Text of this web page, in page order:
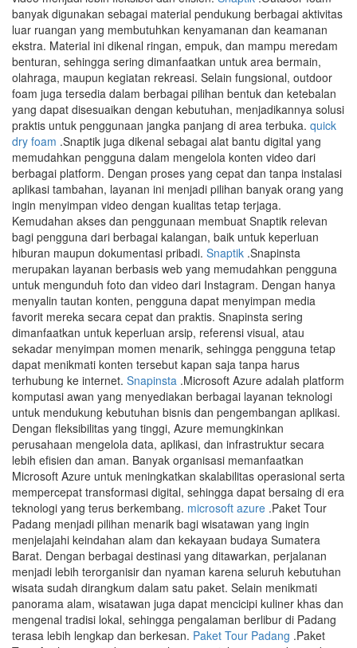
banyak digunakan sebagai material pendukung berbagai aktivitas
luar ruangan yang membutuhkan kenyamanan dan keamanan
ekstra. Material ini dikenal ringan, empuk, dan mampu meredam
benturan, sehingga sering dimanfaatkan untuk area bermain,
olahraga, maupun kegiatan rekreasi. Selain fungsional, outdoor
foam juga tersedia dalam berbagai pilihan bentuk dan ketebalan
yang dapat disesuaikan dengan kebutuhan, menjadikannya solusi
praktis untuk penggunaan jangka panjang di area terbuka. quick
dry foam .Snaptik juga dikenal sebagai alat bantu digital yang
memudahkan pengguna dalam mengelola konten video dari
berbagai platform. Dengan proses yang cepat dan tanpa instalasi
aplikasi tambahan, layanan ini menjadi pilihan banyak orang yang
ingin menyimpan video dengan kualitas tetap terjaga.
Kemudahan akses dan penggunaan membuat Snaptik relevan
bagi pengguna dari berbagai kalangan, baik untuk keperluan
hiburan maupun dokumentasi pribadi. Snaptik .Snapinsta
merupakan layanan berbasis web yang memudahkan pengguna
untuk mengunduh foto dan video dari Instagram. Dengan hanya
menyalin tautan konten, pengguna dapat menyimpan media
favorit mereka secara cepat dan praktis. Snapinsta sering
dimanfaatkan untuk keperluan arsip, referensi visual, atau
sekadar menyimpan momen menarik, sehingga pengguna tetap
dapat menikmati konten tersebut kapan saja tanpa harus
terhubung ke internet. Snapinsta .Microsoft Azure adalah platform
komputasi awan yang menyediakan berbagai layanan teknologi
untuk mendukung kebutuhan bisnis dan pengembangan aplikasi.
Dengan fleksibilitas yang tinggi, Azure memungkinkan
perusahaan mengelola data, aplikasi, dan infrastruktur secara
lebih efisien dan aman. Banyak organisasi memanfaatkan
Microsoft Azure untuk meningkatkan skalabilitas operasional serta
mempercepat transformasi digital, sehingga dapat bersaing di era
teknologi yang terus berkembang. microsoft azure .Paket Tour
Padang menjadi pilihan menarik bagi wisatawan yang ingin
menjelajahi keindahan alam dan kekayaan budaya Sumatera
Barat. Dengan berbagai destinasi yang ditawarkan, perjalanan
menjadi lebih terorganisir dan nyaman karena seluruh kebutuhan
wisata sudah dirangkum dalam satu paket. Selain menikmati
panorama alam, wisatawan juga dapat mencicipi kuliner khas dan
mengenal tradisi lokal, sehingga pengalaman berlibur di Padang
terasa lebih lengkap dan berkesan. Paket Tour Padang .Paket